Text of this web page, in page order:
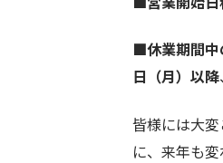
■休業期間中
日（月）以降
皆様には大
に、来年も